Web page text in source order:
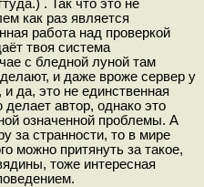
. Так что это не
как раз является
работа над проверкой
твоя система
с бледной луной там
и даже вроже сервер у
и да, это не единственная
автор, однако это
означенной проблемы. А
за странности, то в мире
можно притянуть за такое,
тоже интересная